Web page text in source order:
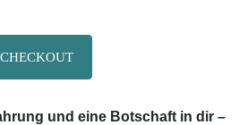
und eine Botschaft in dir –